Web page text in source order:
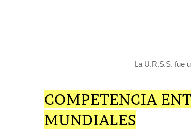
La U.R.S.S. fue
COMPETENCIA
MUNDIALES